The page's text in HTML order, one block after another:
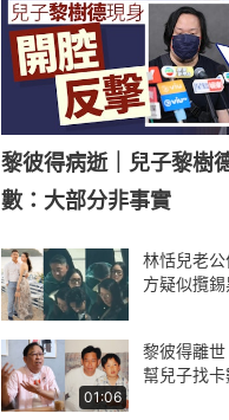
黎彼得病逝｜兒子黎樹
數：大部分非事實
林恬兒老
方疑似攬
01:06
黎彼得離
幫兒子找